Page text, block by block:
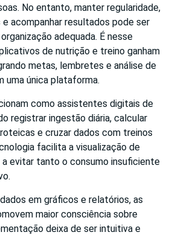
No entanto, manter regularidade,
acompanhar resultados pode ser
adequada. É nesse
de nutrição e treino ganham
metas, lembretes e análise de
uma única plataforma.
como assistentes digitais de
registrar ingestão diária, calcular
e cruzar dados com treinos
facilita a visualização de
a evitar tanto o consumo insuficiente
em gráficos e relatórios, as
maior consciência sobre
deixa de ser intuitiva e